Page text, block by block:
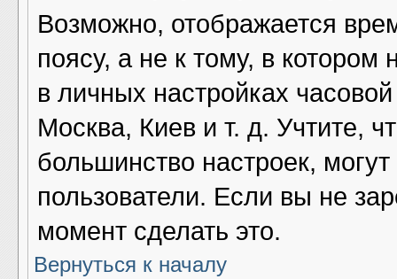
Возможно, отображается
поясу, а не к тому, в
в личных настройках
Москва, Киев и т. д. Учтите,
большинство настроек,
пользователи. Если вы не
момент сделать это.
Вернуться к началу